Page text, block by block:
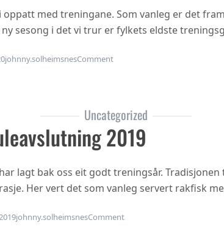
med treningane. Som vanleg er det
ny sesong i det vi trur er fylkets eldste
johnny.solheimsnesCommenton Haustsementer 2020
Uncategorized
2019
lagt bak oss eit godt treningsår.
Her vert det som vanleg servert rakfisk
johnny.solheimsnesCommenton Juleavslutning 2019